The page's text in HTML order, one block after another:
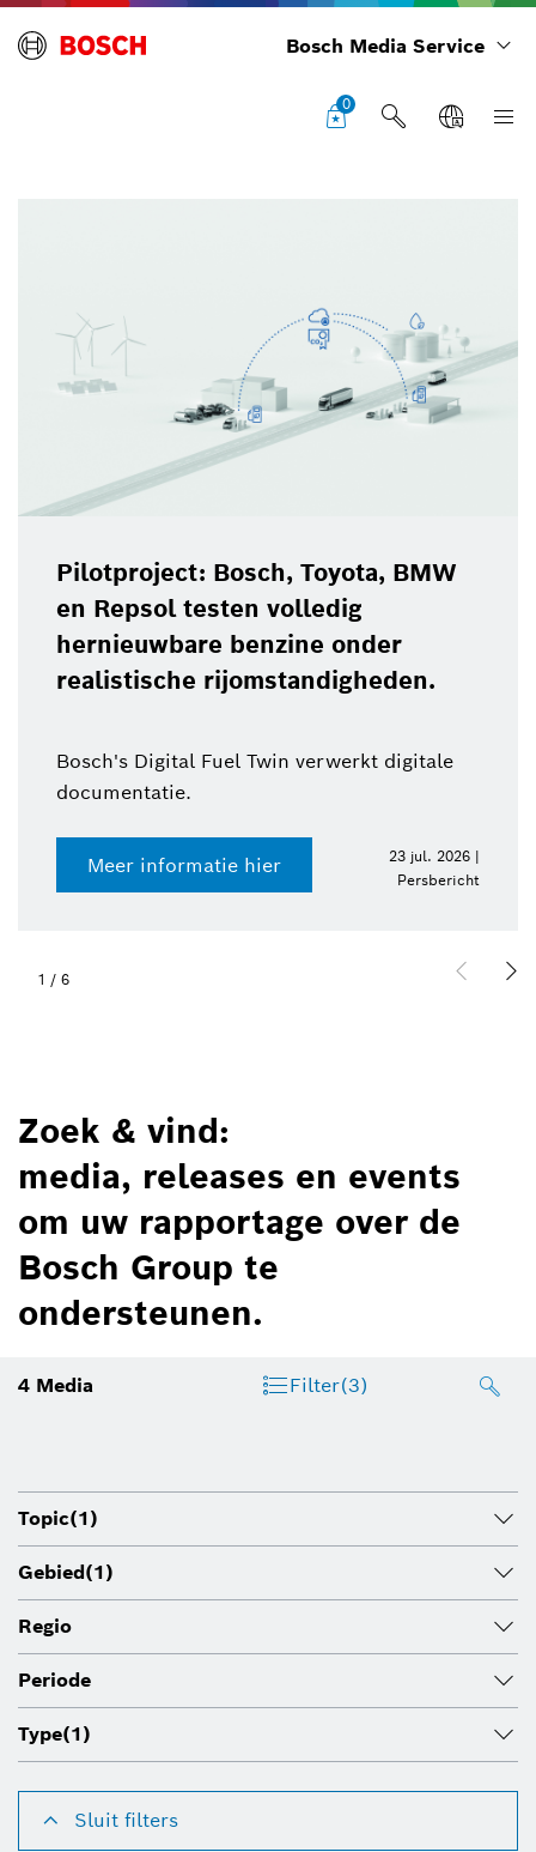
Bosch Media Service
0
Pilotproject: Bosch, Toyota, BMW
en Repsol testen volledig
hernieuwbare benzine onder
realistische rijomstandigheden.
Bosch's Digital Fuel Twin verwerkt digitale
documentatie.
Meer informatie hier
23 jul. 2026 |
Persbericht
1 / 6
Zoek & vind:
media, releases en events
om uw rapportage over de
Bosch Group te
ondersteunen.
4 Media Filter(3)
Topic(1)
Gebied(1)
Regio
Periode
Type(1)
Sluit filters